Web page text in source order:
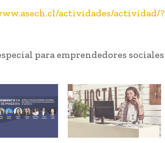
actividades/actividad/?
para emprendedores sociales